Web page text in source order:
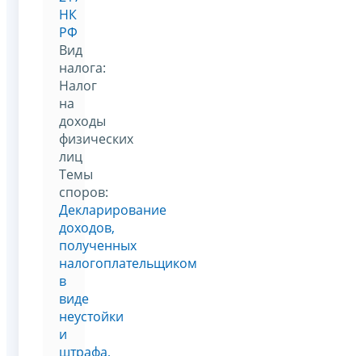
НК
РФ
Вид
налога:
Налог
на
доходы
физических
лиц
Темы
споров:
Декларирование
доходов,
полученных
налогоплательщиком
в
виде
неустойки
и
штрафа,